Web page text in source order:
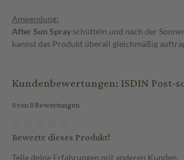
Anwendung:
After Sun Spray schütteln und nach der
kannst das Produkt überall gleichmäßig
Kundenbewertungen: ISDIN Post-
0 von 0 Bewertungen
Bewerte dieses Produkt!
Teile deine Erfahrungen mit anderen Kunden.